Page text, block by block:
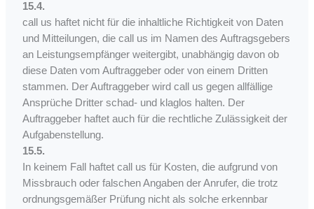
15.4.
call us haftet nicht für die inhaltliche Richtigkeit von Daten
und Mitteilungen, die call us im Namen des Auftragsgebers
an Leistungsempfänger weitergibt, unabhängig davon ob
diese Daten vom Auftraggeber oder von einem Dritten
stammen. Der Auftraggeber wird call us gegen allfällige
Ansprüche Dritter schad- und klaglos halten. Der
Auftraggeber haftet auch für die rechtliche Zulässigkeit der
Aufgabenstellung.
15.5.
In keinem Fall haftet call us für Kosten, die aufgrund von
Missbrauch oder falschen Angaben der Anrufer, die trotz
ordnungsgemäßer Prüfung nicht als solche erkennbar